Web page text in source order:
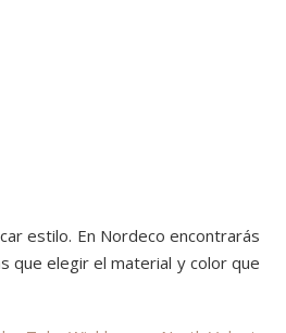
estilo. En Nordeco encontrarás
que elegir el material y color que